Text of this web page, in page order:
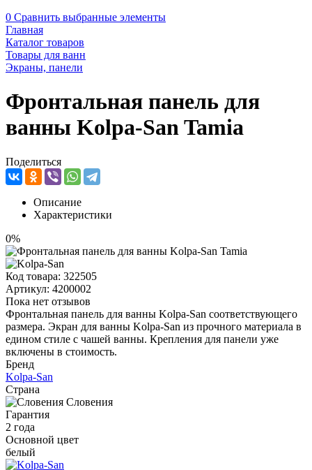
0 Сравнить выбранные элементы
Главная
Каталог товаров
Товары для ванн
Экраны, панели
Фронтальная панель для
ванны Kolpa-San Tamia
Поделиться
Описание
Характеристики
0%
Код товара: 322505
Артикул: 4200002
Пока нет отзывов
Фронтальная панель для ванны Kolpa-San соответствующего
размера. Экран для ванны Kolpa-San из прочного материала в
едином стиле с чашей ванны. Крепления для панели уже
включены в стоимость.
Бренд
Kolpa-San
Страна
Словения
Гарантия
2 года
Основной цвет
белый